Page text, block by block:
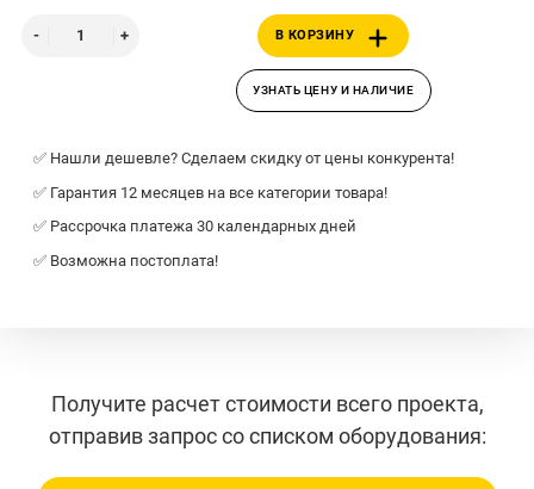
В КОРЗИНУ
УЗНАТЬ ЦЕНУ И НАЛИЧИЕ
✅ Нашли дешевле? Сделаем скидку от цены конкурента!
✅ Гарантия 12 месяцев на все категории товара!
✅ Рассрочка платежа 30 календарных дней
✅ Возможна постоплата!
Получите расчет стоимости всего проекта,
отправив запрос со списком оборудования: